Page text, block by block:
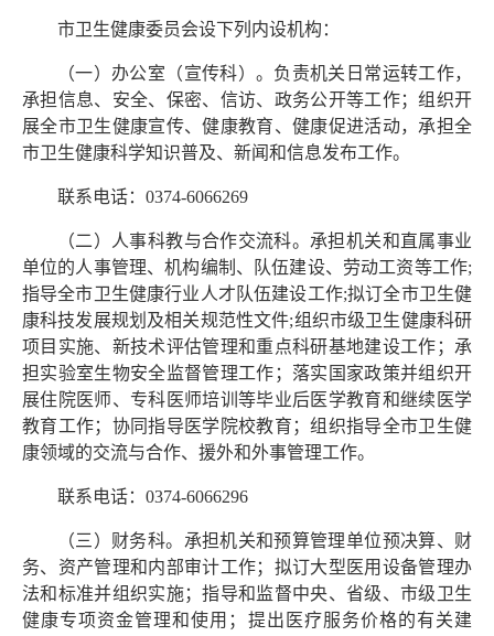
市卫生健康委员会设下列内设机构：
（一）办公室（宣传科）。负责机关日常运转工作，
承担信息、安全、保密、信访、政务公开等工作；组织开
展全市卫生健康宣传、健康教育、健康促进活动，承担全
市卫生健康科学知识普及、新闻和信息发布工作。
联系电话：0374-6066269
（二）人事科教与合作交流科。承担机关和直属事业
单位的人事管理、机构编制、队伍建设、劳动工资等工作;
指导全市卫生健康行业人才队伍建设工作;拟订全市卫生健
康科技发展规划及相关规范性文件;组织市级卫生健康科研
项目实施、新技术评估管理和重点科研基地建设工作；承
担实验室生物安全监督管理工作；落实国家政策并组织开
展住院医师、专科医师培训等毕业后医学教育和继续医学
教育工作；协同指导医学院校教育；组织指导全市卫生健
康领域的交流与合作、援外和外事管理工作。
联系电话：0374-6066296
（三）财务科。承担机关和预算管理单位预决算、财
务、资产管理和内部审计工作；拟订大型医用设备管理办
法和标准并组织实施；指导和监督中央、省级、市级卫生
健康专项资金管理和使用；提出医疗服务价格的有关建